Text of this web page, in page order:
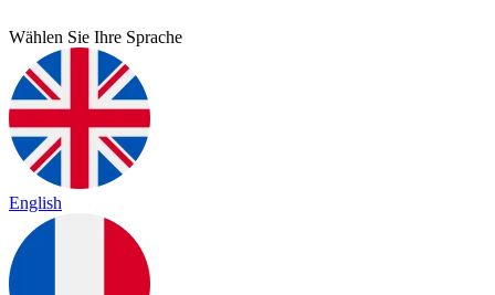
Wählen Sie Ihre Sprache
English